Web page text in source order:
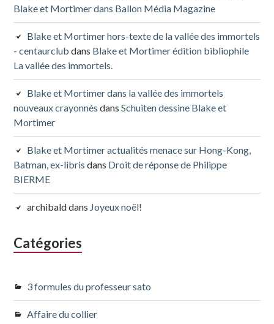
Blake et Mortimer dans Ballon Média Magazine
Blake et Mortimer hors-texte de la vallée des immortels
- centaurclub dans Blake et Mortimer édition bibliophile
La vallée des immortels.
Blake et Mortimer dans la vallée des immortels
nouveaux crayonnés dansSchuiten dessine Blake et
Mortimer
Blake et Mortimer actualités menace sur Hong-Kong,
Batman, ex-libris dans Droit de réponse de Philippe
BIERME
archibalddans Joyeux noël!
Catégories
3 formules du professeur sato
Affaire du collier